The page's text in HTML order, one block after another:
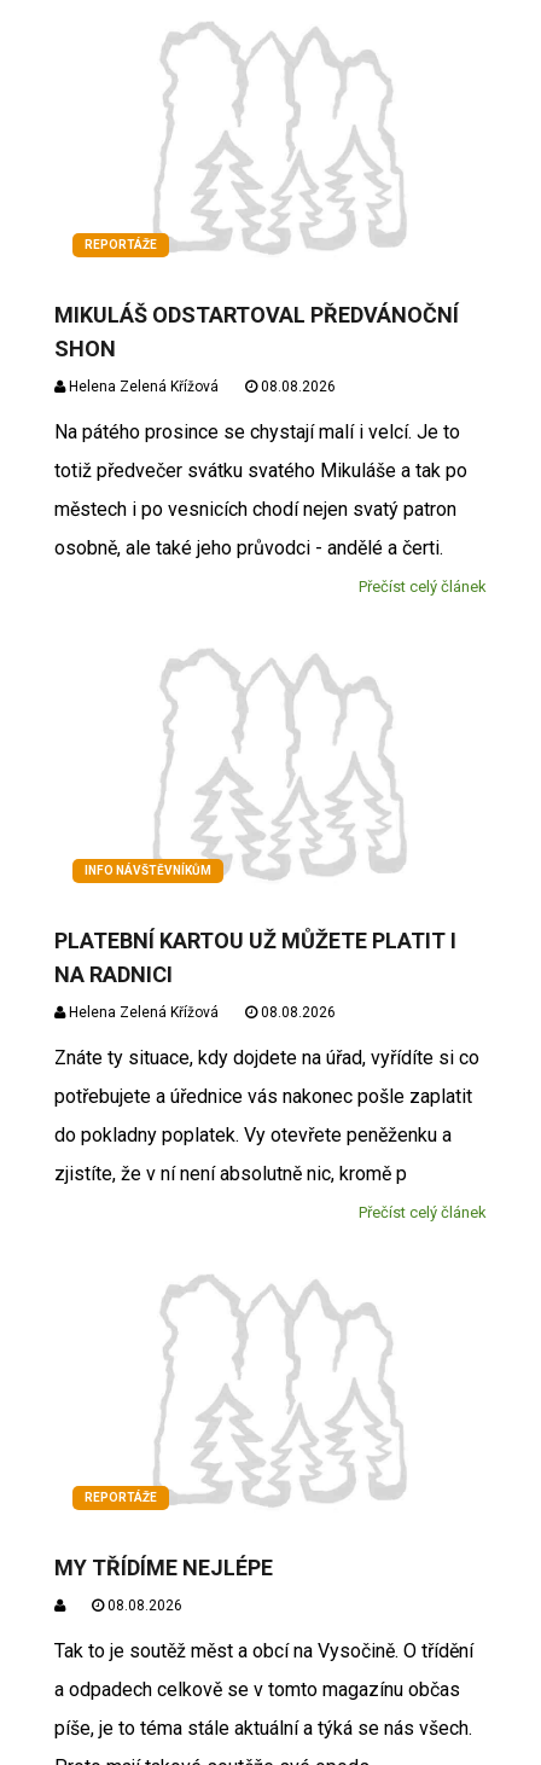
REPORTÁŽE
MIKULÁŠ ODSTARTOVAL PŘEDVÁNOČNÍ
SHON
Helena Zelená Křížová 08.08.2026
Na pátého prosince se chystají malí i velcí. Je to
totiž předvečer svátku svatého Mikuláše a tak po
městech i po vesnicích chodí nejen svatý patron
osobně, ale také jeho průvodci - andělé a čerti.
Přečíst celý článek
INFO NÁVŠTĚVNÍKŮM
PLATEBNÍ KARTOU UŽ MŮŽETE PLATIT I
NA RADNICI
Helena Zelená Křížová 08.08.2026
Znáte ty situace, kdy dojdete na úřad, vyřídíte si co
potřebujete a úřednice vás nakonec pošle zaplatit
do pokladny poplatek. Vy otevřete peněženku a
zjistíte, že v ní není absolutně nic, kromě p
Přečíst celý článek
REPORTÁŽE
MY TŘÍDÍME NEJLÉPE
08.08.2026
Tak to je soutěž měst a obcí na Vysočině. O třídění
a odpadech celkově se v tomto magazínu občas
píše, je to téma stále aktuální a týká se nás všech.